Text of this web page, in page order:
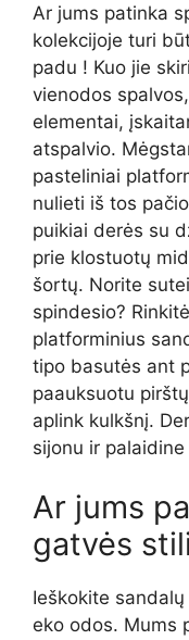
Ar jums patinka
kolekcijoje turi
padu ! Kuo jie
vienodos
elementai,
atspalvio.
pasteliniai
nulieti iš tos
puikiai derės su
prie klostuotų
šortų. Norite
spindesio?
platforminius
tipo basutės ant
paauksuotu
aplink kulkšnį.
sijonu ir
Ar jums
gatvės
Ieškokite
eko odos. Mums